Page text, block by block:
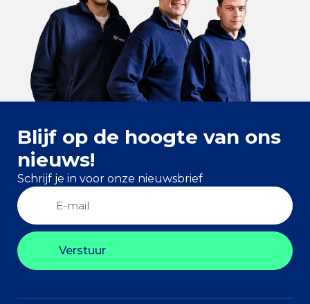
Blijf op de hoogte van ons
nieuws!
Schrijf je in voor onze nieuwsbrief
Verstuur